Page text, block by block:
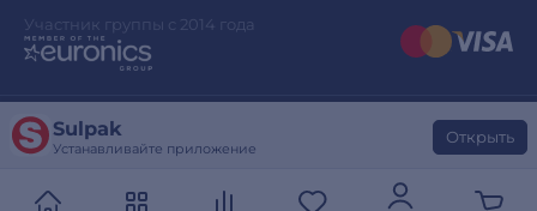
Sulpak
Устанавливайте приложение
Открыть
Участник группы с 2014 года
Разработка сайта